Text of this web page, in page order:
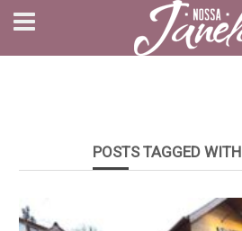
POSTS TAGGED WITH